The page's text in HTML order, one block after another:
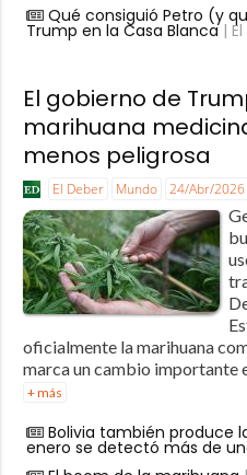
Qué consiguió Petro (y
Trump en la Casa Blanca| El
El gobierno de
marihuana
menos peligrosa
El Deber Mundo 24/Abr/2026
oficialmente la marihuana
marca un cambio importante
+ más
Bolivia también produce
enero se detectó más de